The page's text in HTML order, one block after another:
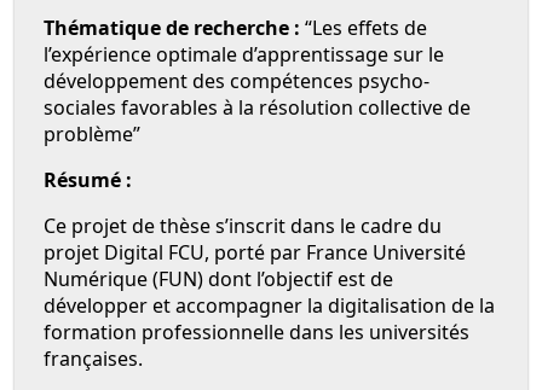
Thématique de recherche : “Les effets de
l’expérience optimale d’apprentissage sur le
développement des compétences psycho-
sociales favorables à la résolution collective de
problème”
Résumé :
Ce projet de thèse s’inscrit dans le cadre du
projet Digital FCU, porté par France Université
Numérique (FUN) dont l’objectif est de
développer et accompagner la digitalisation de la
formation professionnelle dans les universités
françaises.